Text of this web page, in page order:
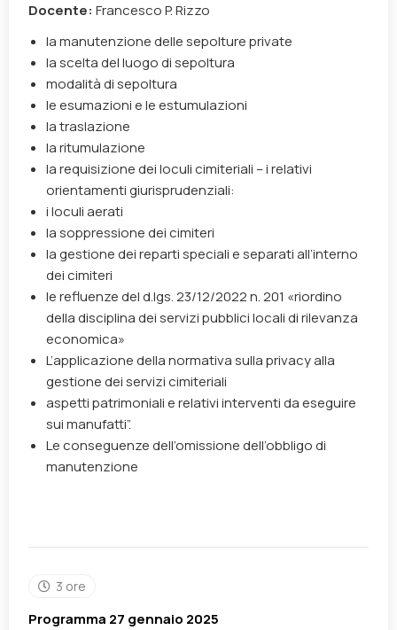
Docente: Francesco P. Rizzo
la manutenzione delle sepolture private
la scelta del luogo di sepoltura
modalità di sepoltura
le esumazioni e le estumulazioni
la traslazione
la ritumulazione
la requisizione dei loculi cimiteriali – i relativi
orientamenti giurisprudenziali:
i loculi aerati
la soppressione dei cimiteri
la gestione dei reparti speciali e separati all’interno
dei cimiteri
le refluenze del d.lgs. 23/12/2022 n. 201 «riordino
della disciplina dei servizi pubblici locali di rilevanza
economica»
L’applicazione della normativa sulla privacy alla
gestione dei servizi cimiteriali
aspetti patrimoniali e relativi interventi da eseguire
sui manufatti”.
Le conseguenze dell’omissione dell’obbligo di
manutenzione
3 ore
Programma 27 gennaio 2025